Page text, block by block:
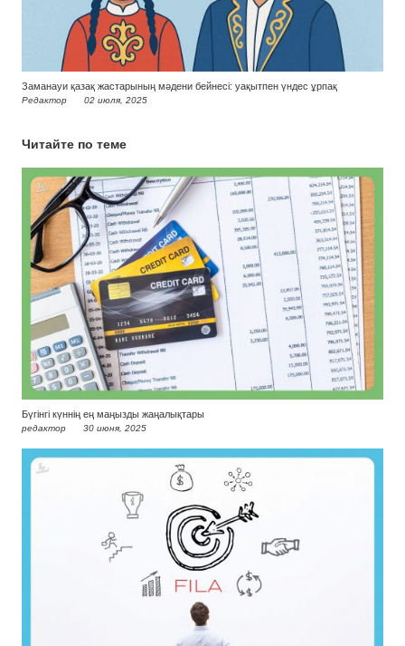
Заманауи қазақ жастарының мәдени бейнесі: уақытпен үндес ұрпақ
Редактор 02 июля, 2025
Читайте по теме
Бүгінгі күннің ең маңызды жаңалықтары
редактор 30 июня, 2025